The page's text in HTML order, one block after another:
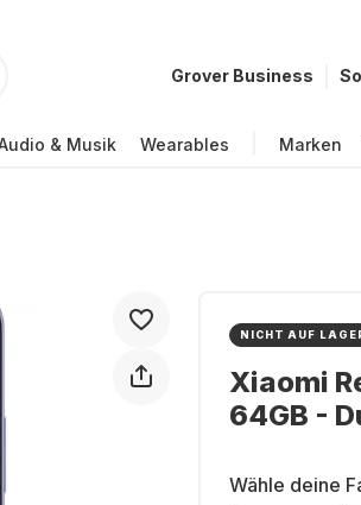
Grover Business
& Musik Wearables Marken
NICHT AUF
Xiaomi
64GB -
Wähle deine